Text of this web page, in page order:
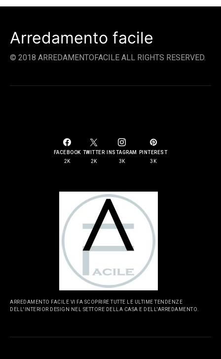
Arredamento facile
© 2018 ARREDAMENTOFACILE ALL RIGHTS RESERVED.
FACEBOOK
2K
TWITTER
2K
INSTAGRAM
3K
PINTEREST
3K
ARREDAMENTO FACILE VI FA SCOPRIRE TUTTE LE ULTIME TENDENZE
DELL'INTERIOR DESIGN NEL SETTORE DELLA CASA E DELL'ARREDAMENTO.